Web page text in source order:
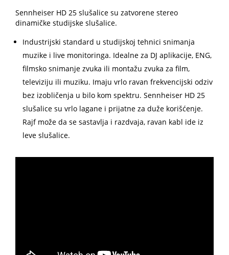
Sennheiser HD 25 slušalice su zatvorene stereo
dinamičke studijske slušalice.
Industrijski standard u studijskoj tehnici snimanja
muzike i live monitoringa. Idealne za DJ aplikacije, ENG,
filmsko snimanje zvuka ili montažu zvuka za film,
televiziju ili muziku. Imaju vrlo ravan frekvencijski odziv
bez izobličenja u bilo kom spektru. Sennheiser HD 25
slušalice su vrlo lagane i prijatne za duže korišćenje.
Rajf može da se sastavlja i razdvaja, ravan kabl ide iz
leve slušalice.